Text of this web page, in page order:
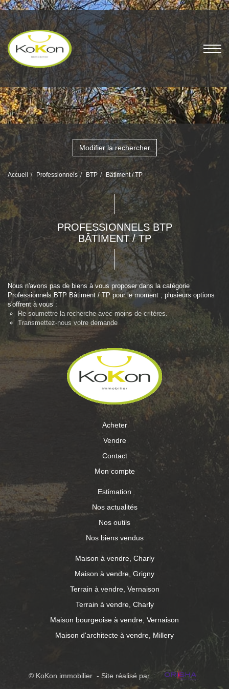
Modifier la rechercher
Accueil Professionnels BTP Bâtiment / TP
PROFESSIONNELS BTP
BÂTIMENT / TP
Nous n'avons pas de biens à vous proposer dans la catégorie
Professionnels BTP Bâtiment / TP pour le moment , plusieurs options
s'offrent à vous :
Re-soumettre la recherche avec moins de critères.
Transmettez-nous votre demande
Acheter
Vendre
Contact
Mon compte
Estimation
Nos actualités
Nos outils
Nos biens vendus
Maison à vendre, Charly
Maison à vendre, Grigny
Terrain à vendre, Vernaison
Terrain à vendre, Charly
Maison bourgeoise à vendre, Vernaison
Maison d'architecte à vendre, Millery
© KoKon immobilier - Site réalisé par :